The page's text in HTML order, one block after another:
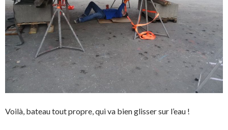
Voilà, bateau tout propre, qui va bien glisser sur l’eau !